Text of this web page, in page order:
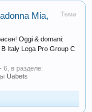
Тема
Mia,
Oggi & domani:
Italy Lega Pro Group C
- 6, в разделе:
Uabets